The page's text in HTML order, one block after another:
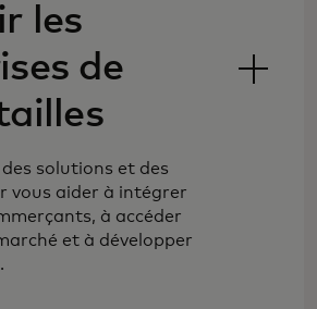
avec davantage de
pour répondre à
besoins.
les
de
solutions et des
vous aider à intégrer
à accéder
et à développer